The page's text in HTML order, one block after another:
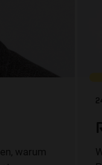
warum